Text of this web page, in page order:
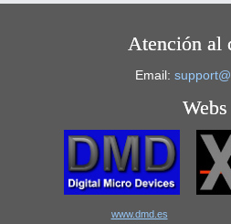
Atención al
Email:
Webs
www.dmd.es